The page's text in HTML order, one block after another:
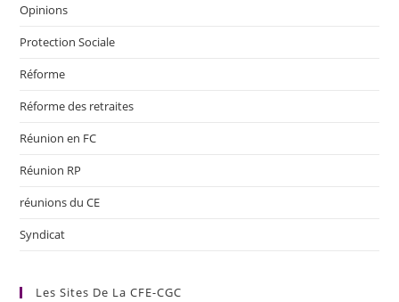
Opinions
Protection Sociale
Réforme
Réforme des retraites
Réunion en FC
Réunion RP
réunions du CE
Syndicat
Les Sites De La CFE-CGC